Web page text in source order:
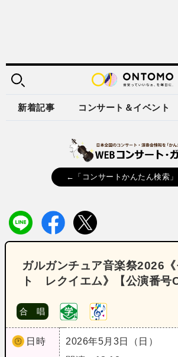
新着記事 コンサート＆イベント
←「コンサートかんたん検索
ガルガンチュア音楽祭2026
ト レクイエム》【公演番号
合 唱
日時
2026年5月3日（日）